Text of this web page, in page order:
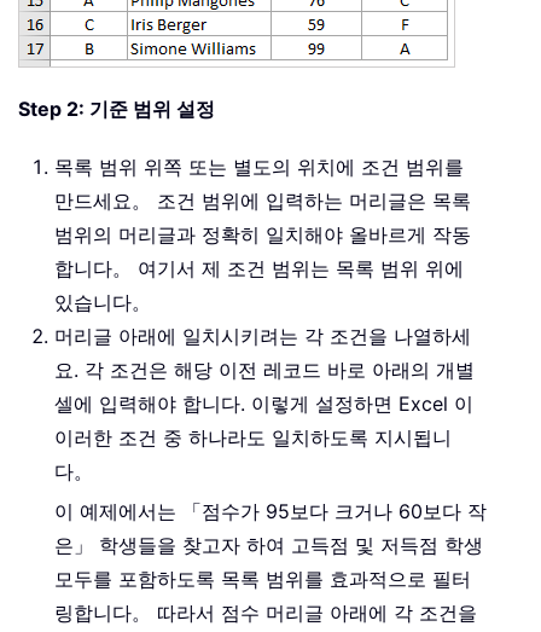
Step 2: 기준 범위 설정
목록 범위 위쪽 또는 별도의 위치에 조건 범위를
만드세요。 조건 범위에 입력하는 머리글은 목록
범위의 머리글과 정확히 일치해야 올바르게 작동
합니다。 여기서 제 조건 범위는 목록 범위 위에
있습니다。
머리글 아래에 일치시키려는 각 조건을 나열하세
요. 각 조건은 해당 이전 레코드 바로 아래의 개별
셀에 입력해야 합니다. 이렇게 설정하면 Excel 이
이러한 조건 중 하나라도 일치하도록 지시됩니
다。
이 예제에서는 「점수가 95보다 크거나 60보다 작
은」 학생들을 찾고자 하여 고득점 및 저득점 학생
모두를 포함하도록 목록 범위를 효과적으로 필터
링합니다。 따라서 점수 머리글 아래에 각 조건을